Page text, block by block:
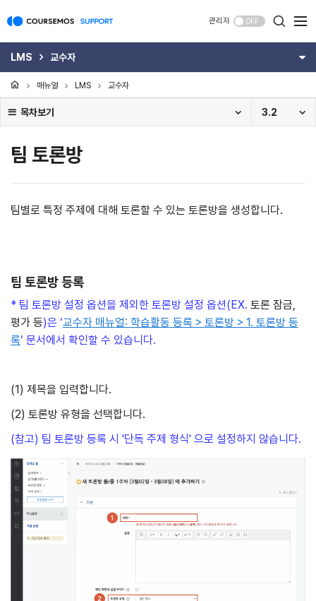
관리자 OFF
LMS 교수자
매뉴얼 LMS 교수자
목차보기 3.2
팀 토론방
팀별로 특정 주제에 대해 토론할 수 있는 토론방을 생성합니다.
팀 토론방 등록
* 팀 토론방 설정 옵션을 제외한 토론방 설정 옵션(EX. 토론 잠금,
평가 등)은 ‘교수자 매뉴얼: 학습활동 등록 > 토론방 > 1. 토론방 등
록’ 문서에서 확인할 수 있습니다.
(1) 제목을 입력합니다.
(2) 토론방 유형을 선택합니다.
(참고) 팀 토론방 등록 시 '단독 주제 형식' 으로 설정하지 않습니다.